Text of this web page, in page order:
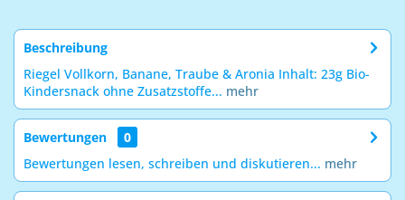
Beschreibung
Riegel Vollkorn, Banane, Traube & Aronia Inhalt: 23g Bio-
Kindersnack ohne Zusatzstoffe... mehr
Bewertungen
0
Bewertungen lesen, schreiben und diskutieren... mehr